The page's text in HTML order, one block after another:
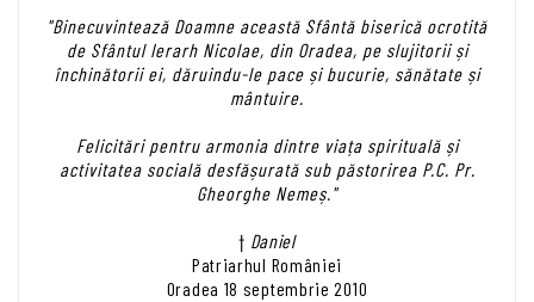
"Binecuvintează Doamne această Sfântă biserică ocrotită
de Sfântul Ierarh Nicolae, din Oradea, pe slujitorii și
închinătorii ei, dăruindu-le pace și bucurie, sănătate și
mântuire.
Felicitări pentru armonia dintre viața spirituală și
activitatea socială desfășurată sub păstorirea P.C. Pr.
Gheorghe Nemeș."
† Daniel
Patriarhul României
Oradea 18 septembrie 2010